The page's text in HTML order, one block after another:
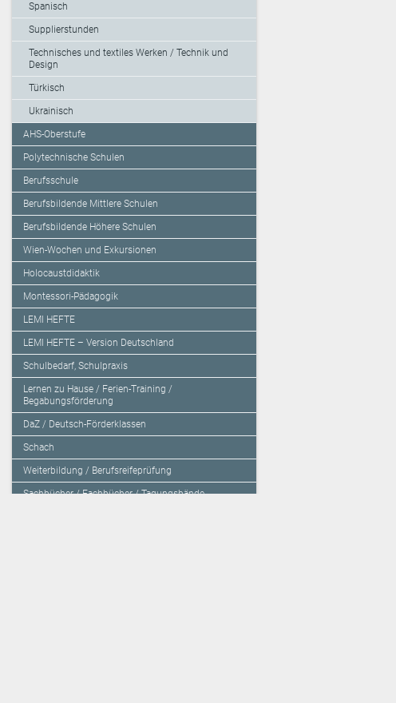
Spanisch
Supplierstunden
Technisches und textiles Werken / Technik und
Design
Türkisch
Ukrainisch
AHS-Oberstufe
Polytechnische Schulen
Berufsschule
Berufsbildende Mittlere Schulen
Berufsbildende Höhere Schulen
Wien-Wochen und Exkursionen
Holocaustdidaktik
Montessori-Pädagogik
LEMI HEFTE
LEMI HEFTE – Version Deutschland
Schulbedarf, Schulpraxis
Lernen zu Hause / Ferien-Training /
Begabungsförderung
DaZ / Deutsch-Förderklassen
Schach
Weiterbildung / Berufsreifeprüfung
Sachbücher / Fachbücher / Tagungsbände